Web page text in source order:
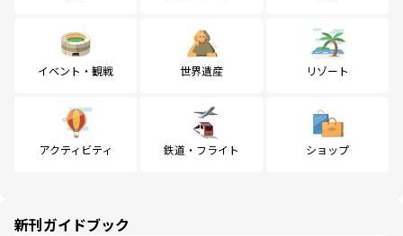
イベント・観戦 世界遺産 リゾート
アクティビティ 鉄道・フライト ショップ
新刊ガイドブック